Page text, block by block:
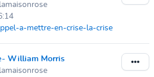
lamaisonrose
a-mettre-en-crise-la-crise
William Morris
lamaisonrose